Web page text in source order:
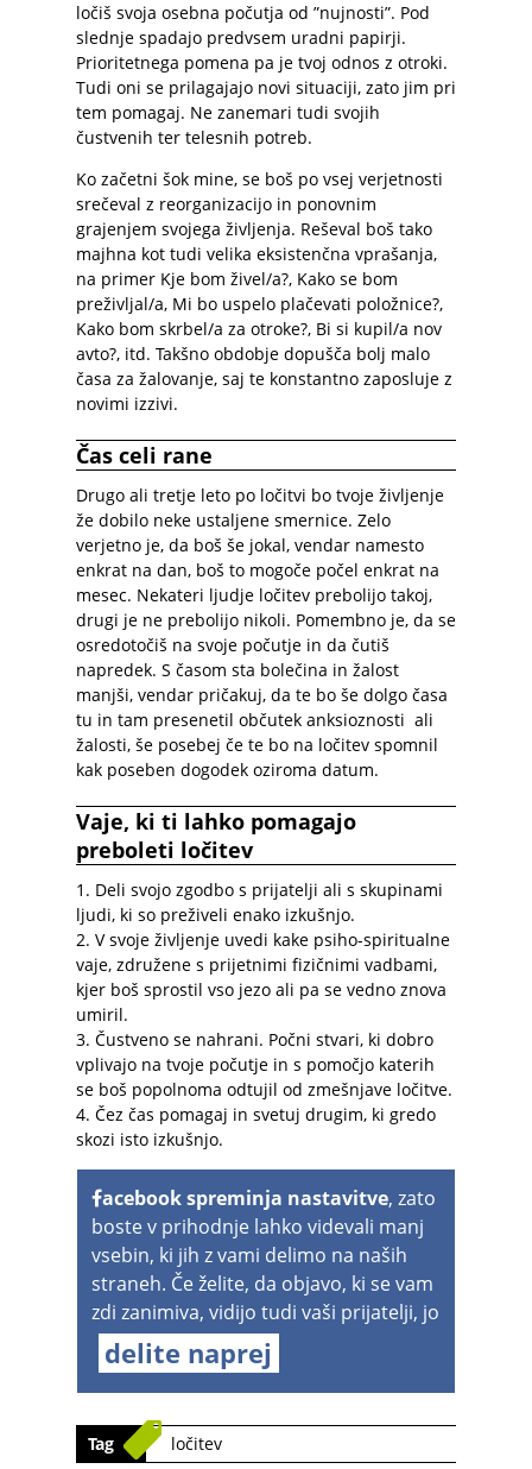
ločiš svoja osebna počutja od ”nujnosti”. Pod
slednje spadajo predvsem uradni papirji.
Prioritetnega pomena pa je tvoj odnos z otroki.
Tudi oni se prilagajajo novi situaciji, zato jim pri
tem pomagaj. Ne zanemari tudi svojih
čustvenih ter telesnih potreb.
Ko začetni šok mine, se boš po vsej verjetnosti
srečeval z reorganizacijo in ponovnim
grajenjem svojega življenja. Reševal boš tako
majhna kot tudi velika eksistenčna vprašanja,
na primer Kje bom živel/a?, Kako se bom
preživljal/a, Mi bo uspelo plačevati položnice?,
Kako bom skrbel/a za otroke?, Bi si kupil/a nov
avto?, itd. Takšno obdobje dopušča bolj malo
časa za žalovanje, saj te konstantno zaposluje z
novimi izzivi.
Čas celi rane
Drugo ali tretje leto po ločitvi bo tvoje življenje
že dobilo neke ustaljene smernice. Zelo
verjetno je, da boš še jokal, vendar namesto
enkrat na dan, boš to mogoče počel enkrat na
mesec. Nekateri ljudje ločitev prebolijo takoj,
drugi je ne prebolijo nikoli. Pomembno je, da se
osredotočiš na svoje počutje in da čutiš
napredek. S časom sta bolečina in žalost
manjši, vendar pričakuj, da te bo še dolgo časa
tu in tam presenetil občutek anksioznosti ali
žalosti, še posebej če te bo na ločitev spomnil
kak poseben dogodek oziroma datum.
Vaje, ki ti lahko pomagajo
preboleti ločitev
1. Deli svojo zgodbo s prijatelji ali s skupinami
ljudi, ki so preživeli enako izkušnjo.
2. V svoje življenje uvedi kake psiho-spiritualne
vaje, združene s prijetnimi fizičnimi vadbami,
kjer boš sprostil vso jezo ali pa se vedno znova
umiril.
3. Čustveno se nahrani. Počni stvari, ki dobro
vplivajo na tvoje počutje in s pomočjo katerih
se boš popolnoma odtujil od zmešnjave ločitve.
4. Čez čas pomagaj in svetuj drugim, ki gredo
skozi isto izkušnjo.
acebook spreminja nastavitve, zato
boste v prihodnje lahko videvali manj
vsebin, ki jih z vami delimo na naših
straneh. Če želite, da objavo, ki se vam
zdi zanimiva, vidijo tudi vaši prijatelji, jo
delite naprej
Tag ločitev